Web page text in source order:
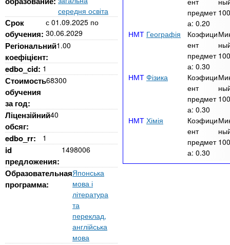
f
o
середня освіта
Срок
обучения:
с 01.09.2025 по
30.06.2029
Регіональний
коефіцієнт:
1.00
edbo_cid: 1
Стоимость
обучения
за год:
68300
Ліцензійний
обсяг:
40
edbo_rr: 1
id
предложения:
1498006
Образовательная
программа:
Японська
мова і
література
та
переклад,
англійська
мова
предмет
а: 0.20
100
Географія
Коэфици
ент
предмет
а: 0.30
100
Фізика
Коэфици
ент
предмет
а: 0.30
100
Хімія
Коэфици
ент
предмет
а: 0.30
100